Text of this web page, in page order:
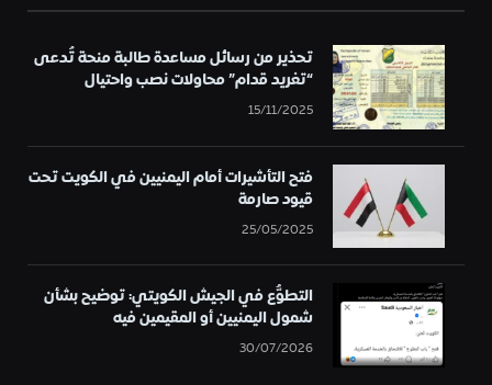
تحذير من رسائل مساعدة طالبة منحة تُدعى
“تغريد قدام” محاولات نصب واحتيال
15/11/2025
فتح التأشيرات أمام اليمنيين في الكويت تحت
قيود صارمة
25/05/2025
التطوُّع في الجيش الكويتي: توضيح بشأن
شمول اليمنيين أو المقيمين فيه
30/07/2026